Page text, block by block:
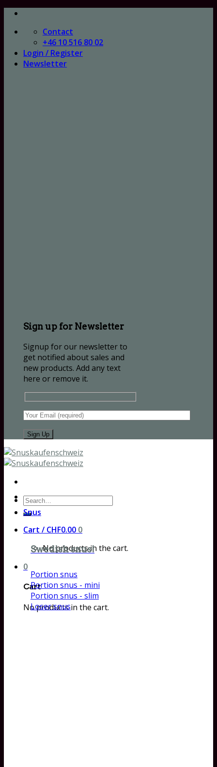
Skip
content
Contact
+46 10 516 80 02
Login / Register
Newsletter
Sign up for Newsletter
Signup for our newsletter to
get notified about sales and
new products. Add any text
here or remove it.
Search
for:
Cart / CHF0.00 0
No products in the cart.
0
Cart
No products in the cart.
Snus
Swedish snus!
Portion snus
Portion snus - mini
Portion snus - slim
Loser snus